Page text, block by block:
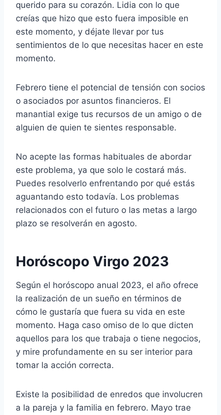
querido para su corazón. Lidia con lo que
creías que hizo que esto fuera imposible en
este momento, y déjate llevar por tus
sentimientos de lo que necesitas hacer en este
momento.
Febrero tiene el potencial de tensión con socios
o asociados por asuntos financieros. El
manantial exige tus recursos de un amigo o de
alguien de quien te sientes responsable.
No acepte las formas habituales de abordar
este problema, ya que solo le costará más.
Puedes resolverlo enfrentando por qué estás
aguantando esto todavía. Los problemas
relacionados con el futuro o las metas a largo
plazo se resolverán en agosto.
Horóscopo Virgo 2023
Según el horóscopo anual 2023, el año ofrece
la realización de un sueño en términos de
cómo le gustaría que fuera su vida en este
momento. Haga caso omiso de lo que dicten
aquellos para los que trabaja o tiene negocios,
y mire profundamente en su ser interior para
tomar la acción correcta.
Existe la posibilidad de enredos que involucren
a la pareja y la familia en febrero. Mayo trae